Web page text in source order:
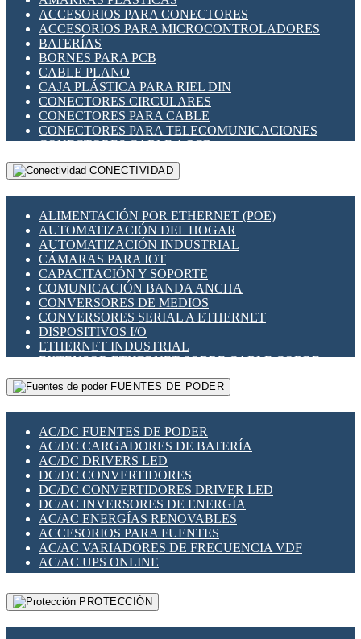
INDICADORES PARA PANEL
INTERFACES DE RELÉ
INTERRUPTORES FIN DE CARRERA
LLAVES CONMUTADORAS
MEDIDORES DE ENERGÍA Y TC'S DE CORRIENTE
MOTORES PASO A PASO
PANTALLAS HMI
PLC -CONTROLADORES LÓGICO PROGRAMABLES
PROGRAMADORES DE HORARIO
RELÉS DE PROTECCIÓN
SENSORES CAPACITIVOS
SENSORES INDUCTIVOS
TEMPORIZADORES
VARIACS
VARIADORES DE FRECUENCIA [VDF]
SECCIONADORES - INTERRUPTORES
MAQUINARIA
ACCESORIOS PARA CONECTORES
ACCESORIOS PARA MICROCONTROLADORES
BATERÍAS
BORNES PARA PCB
CABLE PLANO
CAJA PLÁSTICA PARA RIEL DIN
CONECTORES CIRCULARES
CONECTORES PARA CABLE
CONECTORES PARA TELECOMUNICACIONES
CONECTORES CABLE A PCB
CONECTORES PCB A CABLE
DIP SWITCHES
HERRAMIENTAS VARIAS
ILUMINACIÓN LED
INTERRUPTORES REED
INTERFACES DE RELÉ
OTROS RELÉS
PROTECCIÓN TÉRMICA
RELÉS AUTOMOTRICES
RELÉS DE SEÑAL
RELÉS DE ESTADO SÓLIDO SSR
RELÉS INDUSTRIALES
RELÉS MINIATURA DE POTENCIA
SENSORES MAGNÉTICOS
SWITCH Y MICROSWITCH
TARJETAS PI
UNIÓN Y DERIVACIÓN DE CABLE
CONECTIVIDAD
ALIMENTACIÓN POR ETHERNET (POE)
AUTOMATIZACIÓN DEL HOGAR
AUTOMATIZACIÓN INDUSTRIAL
CÁMARAS PARA IOT
CAPACITACIÓN Y SOPORTE
COMUNICACIÓN BANDA ANCHA
CONVERSORES DE MEDIOS
CONVERSORES SERIAL A ETHERNET
DISPOSITIVOS I/O
ETHERNET INDUSTRIAL
EXTENSOR ETHERNET SOBRE CABLE COBRE
GATEWAY LORAWAN
GESTIÓN DE REDES
PLACAS MODULARES IOT
SWITCHES Y REDES WIFI
SOLUCIONES IOT
SOLUCIONES LORAWAN
SOLUCIONES RED CELULAR
SEGURIDAD PARA REDES
SWITCHES LAN
TELEFONÍA IP (VOIP)
VIGILANCIA IP (CCTV)
MESHTASTIC
FUENTES DE PODER
AC/DC FUENTES DE PODER
AC/DC CARGADORES DE BATERÍA
AC/DC DRIVERS LED
DC/DC CONVERTIDORES
DC/DC CONVERTIDORES DRIVER LED
DC/AC INVERSORES DE ENERGÍA
AC/AC ENERGÍAS RENOVABLES
ACCESORIOS PARA FUENTES
AC/AC VARIADORES DE FRECUENCIA VDF
AC/AC UPS ONLINE
PROTECCIÓN